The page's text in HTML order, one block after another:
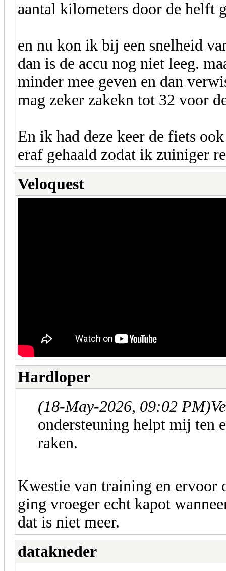
aantal kilometers door de helft
en nu kon ik bij een snelheid
dan is de accu nog niet leeg.
minder mee geven en dan
mag zeker zakekn tot 32 voor
En ik had deze keer de fiets
eraf gehaald zodat ik zuiniger
Veloquest
Hardloper
(18-May-2026, 09:02 PM)
ondersteuning helpt mij ten
raken.
Kwestie van training en ervoor
ging vroeger echt kapot
dat is niet meer.
datakneder